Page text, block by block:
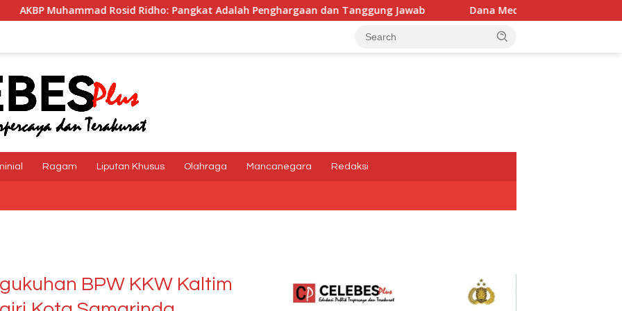
Rosid Ridho: Pangkat Adalah Penghargaan dan Tanggung Jawab Dana Media Belum Terbayarkan, Kadis
Ragam Liputan Khusus Olahraga Mancanegara Redaksi
BPW KKW Kaltim